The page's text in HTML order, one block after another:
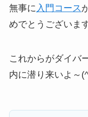
無事に入門コース
めでとうございま
これからがダイバ
内に潜り来いよ～